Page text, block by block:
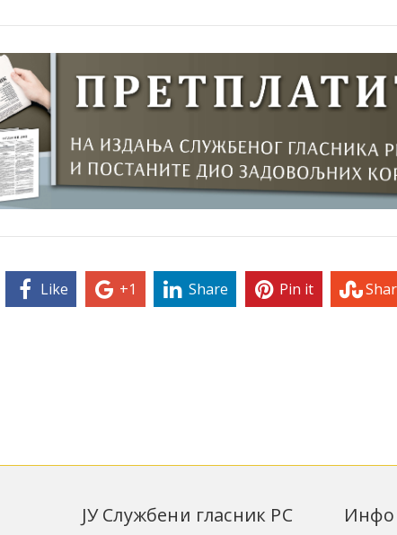
Like +1 Share Pin it
ЈУ Службени гласник РС Инфо